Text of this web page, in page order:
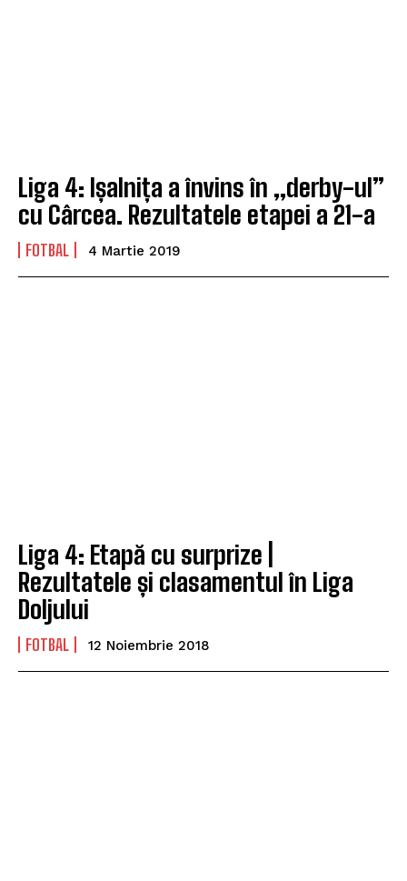
Liga 4: Ișalnița a învins în „derby-ul”
cu Cârcea. Rezultatele etapei a 21-a
FOTBAL 4 Martie 2019
Liga 4: Etapă cu surprize |
Rezultatele și clasamentul în Liga
Doljului
FOTBAL 12 Noiembrie 2018